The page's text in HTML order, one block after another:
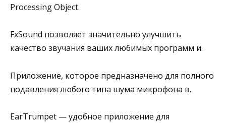
Processing Object.
FxSound позволяет значительно улучшить
качество звучания ваших любимых программ и.
Приложение, которое предназначено для полного
подавления любого типа шума микрофона в.
EarTrumpet — удобное приложение для